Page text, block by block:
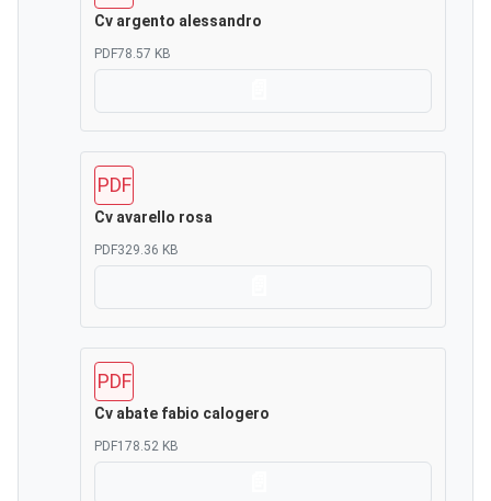
Cv argento alessandro
PDF78.57 KB
PDF
Cv avarello rosa
PDF329.36 KB
PDF
Cv abate fabio calogero
PDF178.52 KB